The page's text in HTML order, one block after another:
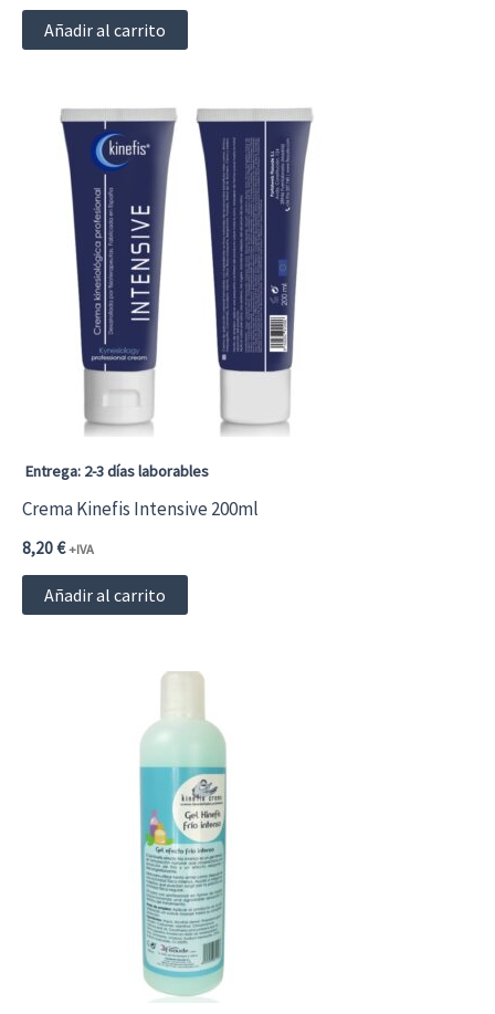
Añadir al carrito
Entrega: 2-3 días laborables
Crema Kinefis Intensive 200ml
8,20€ +IVA
Añadir al carrito